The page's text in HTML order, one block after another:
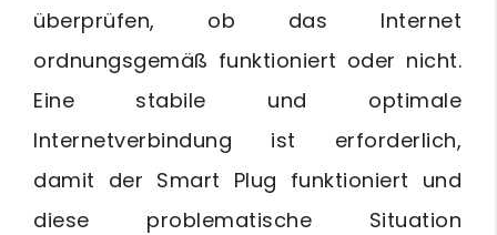
überprüfen, ob das Internet
ordnungsgemäß funktioniert oder nicht.
Eine stabile und optimale
Internetverbindung ist erforderlich,
damit der Smart Plug funktioniert und
diese problematische Situation